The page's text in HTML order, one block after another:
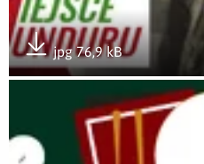
jpg 76,9 kB
Pobierz załącznik
Otwórz załącznik Stół